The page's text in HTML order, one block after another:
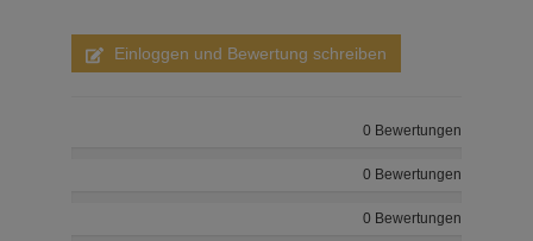
Einloggen und Bewertung schreiben
0 Bewertungen
0 Bewertungen
0 Bewertungen